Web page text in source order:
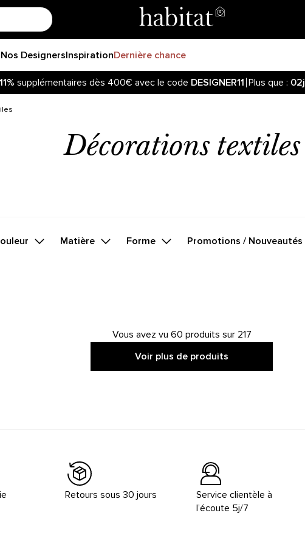
Nos DesignersInspirationDernière chance
supplémentaires dès 400€ avec le code DESIGNER11 Plus que : 02j
Décorations textiles
Matière Forme Promotions / Nouveautés
Vous avez vu 60 produits sur 217
Voir plus de produits
Retours sous 30 jours
Service clientèle à
l’écoute 5j/7